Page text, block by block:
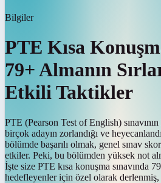
Bilgiler
PTE Kısa
79+ Almanın
Etkili Taktikler
PTE (Pearson Test of English)
birçok adayın zorlandığı ve
bölümde başarılı olmak, genel sınav
etkiler. Peki, bu bölümden yüksek not
İşte size PTE kısa konuşma sınavında
hedefleyenler için özel olarak